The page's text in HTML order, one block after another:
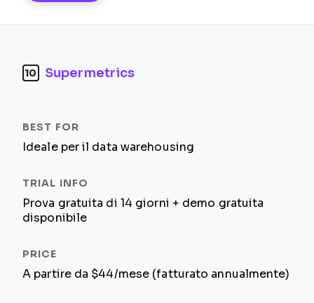
10 Supermetrics
Ideale per il data warehousing
Prova gratuita di 14 giorni + demo gratuita
disponibile
A partire da $44/mese (fatturato annualmente)